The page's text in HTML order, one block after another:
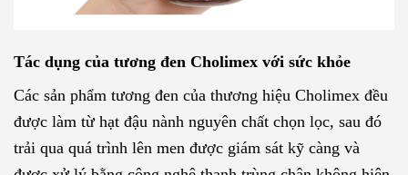
Tác dụng của tương đen Cholimex với sức khỏe
Các sản phẩm tương đen của thương hiệu Cholimex đều
được làm từ hạt đậu nành nguyên chất chọn lọc, sau đó
trải qua quá trình lên men được giám sát kỹ càng và